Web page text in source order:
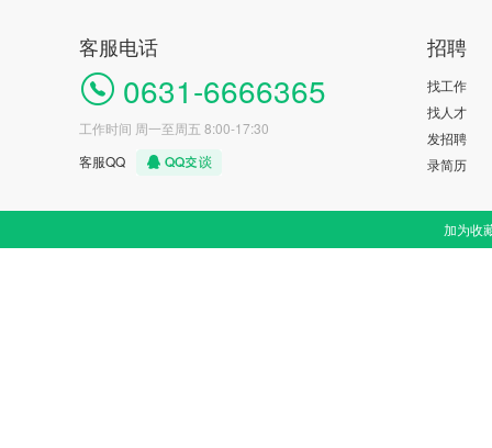
客服电话
0631-6666365
工作时间 周一至周五 8:00-17:30
客服QQ
招聘
找工作
找人才
发招聘
录简历
加为收